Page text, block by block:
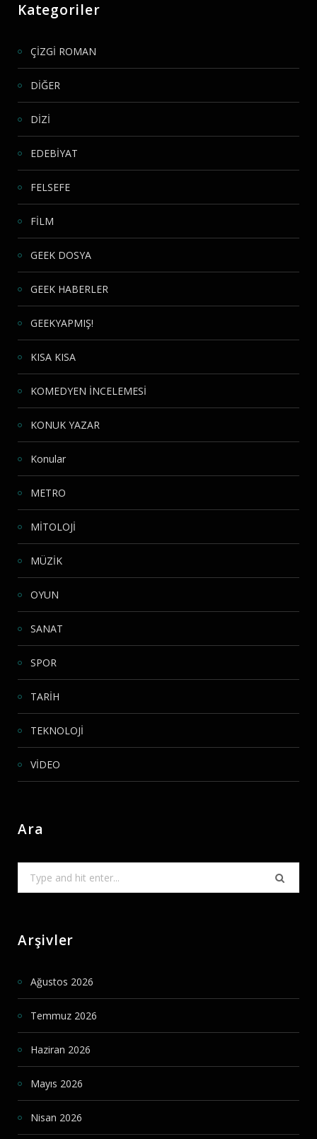
Kategoriler
ÇİZGİ ROMAN
DİĞER
DİZİ
EDEBİYAT
FELSEFE
FİLM
GEEK DOSYA
GEEK HABERLER
GEEKYAPMIŞ!
KISA KISA
KOMEDYEN İNCELEMESİ
KONUK YAZAR
Konular
METRO
MİTOLOJİ
MÜZİK
OYUN
SANAT
SPOR
TARİH
TEKNOLOJİ
VİDEO
Ara
for:
Arşivler
Ağustos 2026
Temmuz 2026
Haziran 2026
Mayıs 2026
Nisan 2026